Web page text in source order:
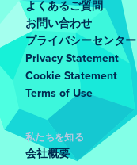
よくあるご質問
お問い合わせ
プライバシーセンター
Privacy Statement
Cookie Statement
Terms of Use
私たちを知る
会社概要